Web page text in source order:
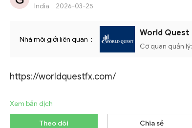
India 2026-03-25
Nhà môi giới liên quan：
World Quest
Cơ quan quản lý:
https://worldquestfx.com/
Xem bản dịch
Theo dõi Chia sẻ